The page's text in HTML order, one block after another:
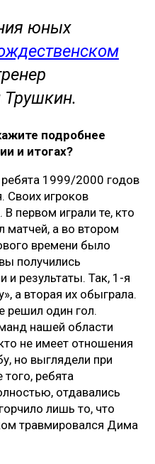
юных
Трушкин.
подробнее
и итогах?
ребята 1999/2000 годов
Своих игроков
первом играли те, кто
матчей, а во втором
времени было
получились
и результаты. Так, 1-я
а вторая их обыграла.
решил один гол.
нашей области
не имеет отношения
но выглядели при
ребята
отдавались
лишь то, что
травмировался Дима